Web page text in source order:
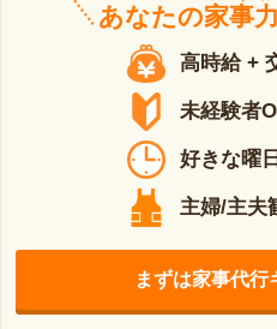
あなたの家事力
高時給 +
未経験者
好きな曜
主婦/主夫
まずは家事代行